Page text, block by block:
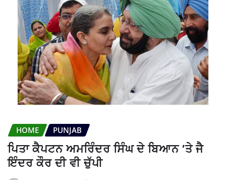
HOME PUNJAB
ਪਿਤਾ ਕੈਪਟਨ ਅਮਰਿੰਦਰ ਸਿੰਘ ਦੇ ਬਿਆਨ ’ਤੇ ਜੈ
ਇੰਦਰ ਕੌਰ ਦੀ ਵੀ ਚੁੱਪੀ